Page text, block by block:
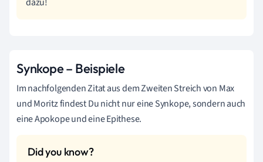
Synkope – Beispiele
Im nachfolgenden Zitat aus dem Zweiten Streich von Max
und Moritz findest Du nicht nur eine Synkope, sondern auch
eine Apokope und eine Epithese.